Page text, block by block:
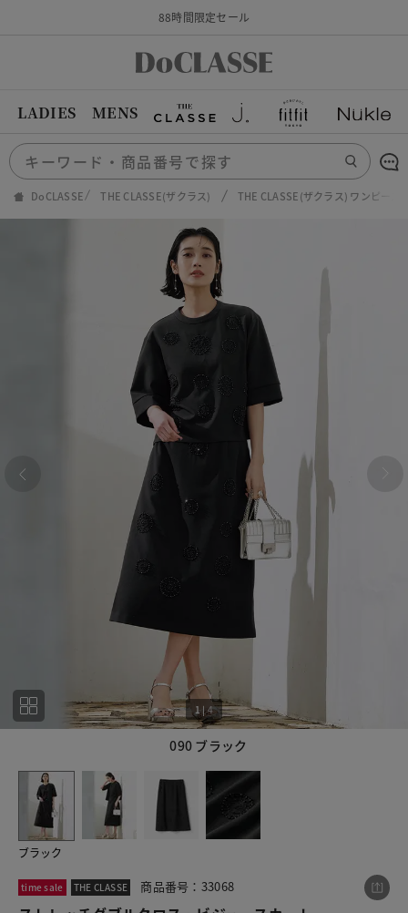
88時間限定セール
LADIES MENS
DoCLASSE THE CLASSE(ザクラス) THE CLASSE(ザクラス) ワンピース
090 ブラック
1| 4
ブラック
4
time sale THE CLASSE 商品番号：33068
この商品をシェアする